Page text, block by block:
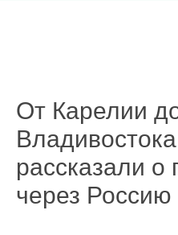
От Карелии
рассказали о
через Россию